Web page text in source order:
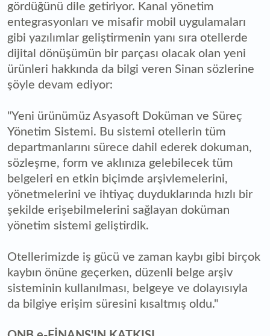
gördüğünü dile getiriyor. Kanal yönetim
entegrasyonları ve misafir mobil uygulamaları
gibi yazılımlar geliştirmenin yanı sıra otellerde
dijital dönüşümün bir parçası olacak olan yeni
ürünleri hakkında da bilgi veren Sinan sözlerine
şöyle devam ediyor:
"Yeni ürünümüz Asyasoft Doküman ve Süreç
Yönetim Sistemi. Bu sistemi otellerin tüm
departmanlarını sürece dahil ederek dokuman,
sözleşme, form ve aklınıza gelebilecek tüm
belgeleri en etkin biçimde arşivlemelerini,
yönetmelerini ve ihtiyaç duyduklarında hızlı bir
şekilde erişebilmelerini sağlayan doküman
yönetim sistemi geliştirdik.
Otellerimizde iş gücü ve zaman kaybı gibi birçok
kaybın önüne geçerken, düzenli belge arşiv
sisteminin kullanılması, belgeye ve dolayısıyla
da bilgiye erişim süresini kısaltmış oldu."